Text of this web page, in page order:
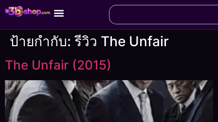
ป้ายกำกับ:รีวิว The Unfair
The Unfair (2015)